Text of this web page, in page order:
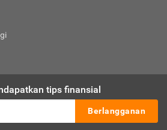
tips finansial
Berlangganan